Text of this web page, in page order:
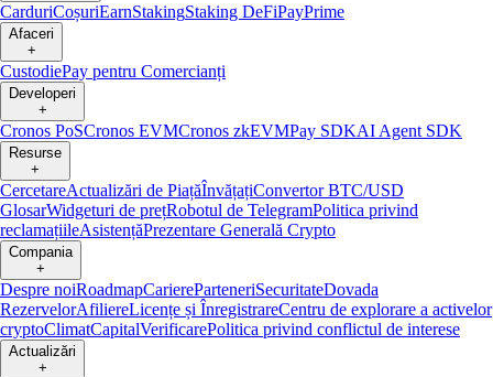
CarduriCoșuriEarnStakingStaking DeFiPayPrime
Afaceri
+
CustodiePay pentru Comercianți
Developeri
+
Cronos PoSCronos EVMCronos zkEVMPay SDKAI Agent SDK
Resurse
+
CercetareActualizări de PiațăÎnvățațiConvertor BTC/USD
GlosarWidgeturi de prețRobotul de TelegramPolitica privind
reclamațiileAsistențăPrezentare Generală Crypto
Compania
+
Despre noiRoadmapCariereParteneriSecuritateDovada
RezervelorAfiliereLicențe și ÎnregistrareCentru de explorare a activelor
cryptoClimatCapitalVerificarePolitica privind conflictul de interese
Actualizări
+